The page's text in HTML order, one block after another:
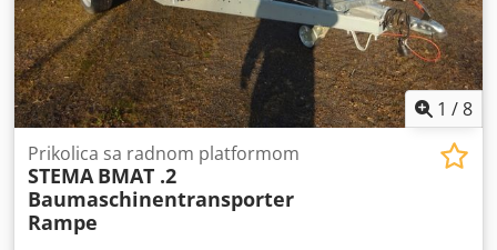
1 /8
Prikolica sa radnom platformom
STEMA BMAT .2
Baumaschinentransporter
Rampe